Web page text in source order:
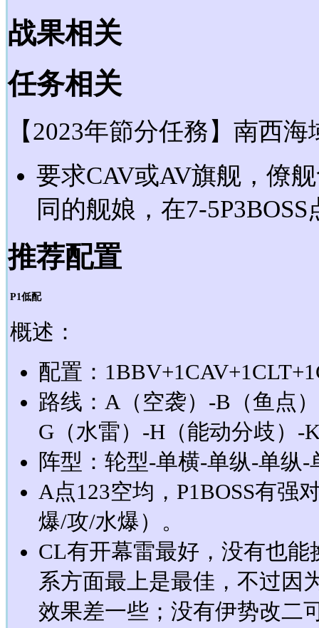
战果相关
任务相关
【2023年節分任務】南西
要求CAV或AV旗舰，僚
同的舰娘，在7-5P3BOSS
推荐配置
P1低配
概述：
配置：
路线：A（空袭）-B（鱼点
G（水雷）-H（能动分歧）-
阵型：轮型-单横-单纵-单纵-
A点123空均，P1BOSS有强
爆/攻/水爆）。
CL有开幕雷最好，没有也
系方面最上是最佳，不过因
效果差一些；没有伊势改二